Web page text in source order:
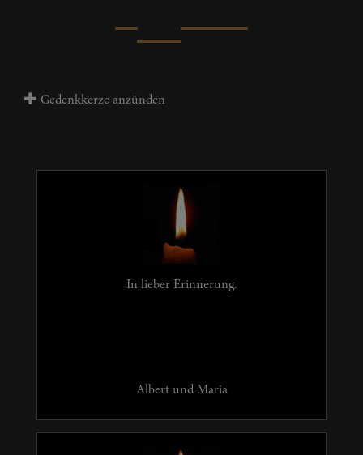
Gedenkkerze anzünden
In lieber Erinnerung.
Albert und Maria